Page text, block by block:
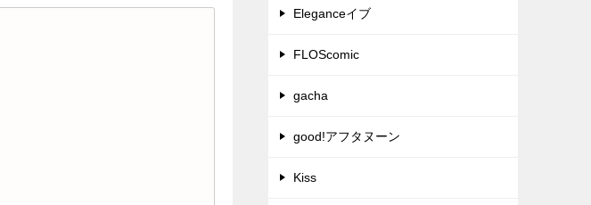
Eleganceイブ
FLOScomic
gacha
good!アフタヌーン
Kiss